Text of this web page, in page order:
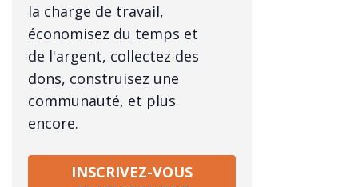
la charge de travail,
économisez du temps et
de l'argent, collectez des
dons, construisez une
communauté, et plus
encore.
INSCRIVEZ-VOUS